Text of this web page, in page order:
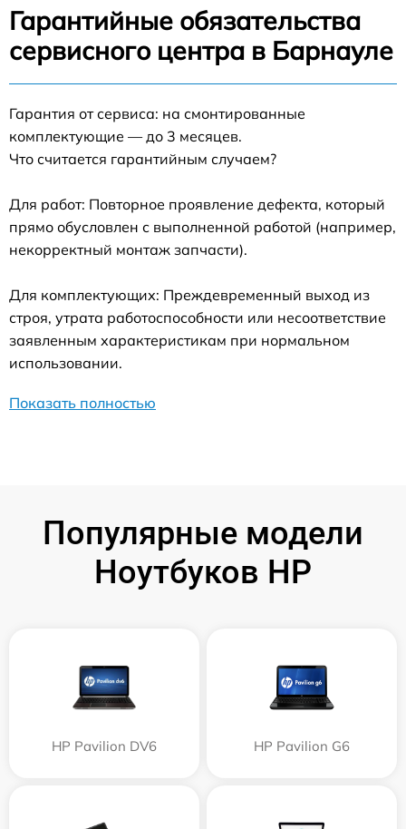
Гарантийные обязательства
сервисного центра в Барнауле
Гарантия от сервиса: на смонтированные
комплектующие — до 3 месяцев.
Что считается гарантийным случаем?
Для работ: Повторное проявление дефекта, который
прямо обусловлен с выполненной работой (например,
некорректный монтаж запчасти).
Для комплектующих: Преждевременный выход из
строя, утрата работоспособности или несоответствие
заявленным характеристикам при нормальном
использовании.
Показать полностью
Популярные модели
Ноутбуков HP
HP Pavilion DV6 HP Pavilion G6